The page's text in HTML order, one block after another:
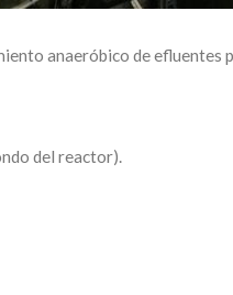
anaeróbico de efluentes
del reactor).